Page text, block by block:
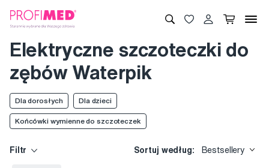
Elektryczne szczoteczki do
zębów Waterpik
Dla dorosłych Dla dzieci
Końcówki wymienne do szczoteczek
Filtr Sortuj według: Bestsellery